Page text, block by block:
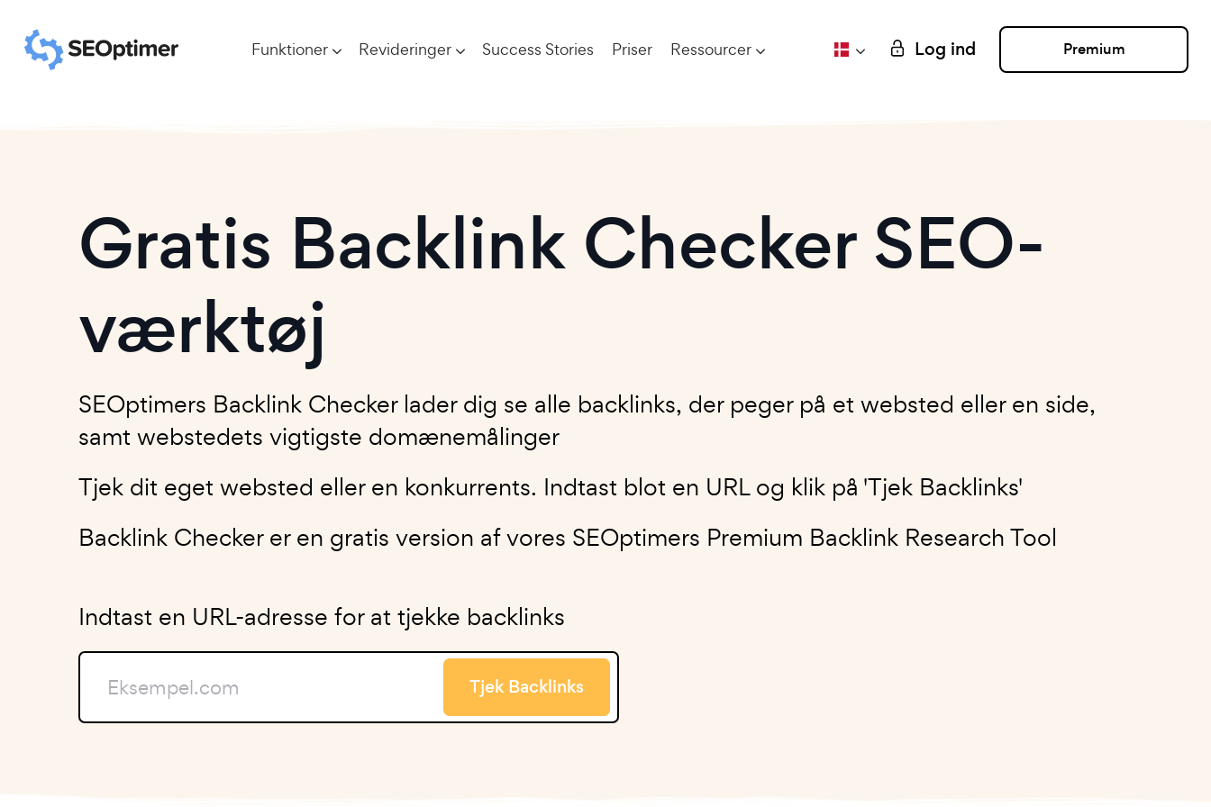
Funktioner Revideringer Success Stories Priser Ressourcer Log ind Premium
Gratis Backlink Checker SEO-
værktøj
SEOptimers Backlink Checker lader dig se alle backlinks, der peger på et websted eller en side,
samt webstedets vigtigste domænemålinger
Tjek dit eget websted eller en konkurrents. Indtast blot en URL og klik på 'Tjek Backlinks'
Backlink Checker er en gratis version af vores SEOptimers Premium Backlink Research Tool
Indtast en URL-adresse for at tjekke backlinks
Tjek Backlinks